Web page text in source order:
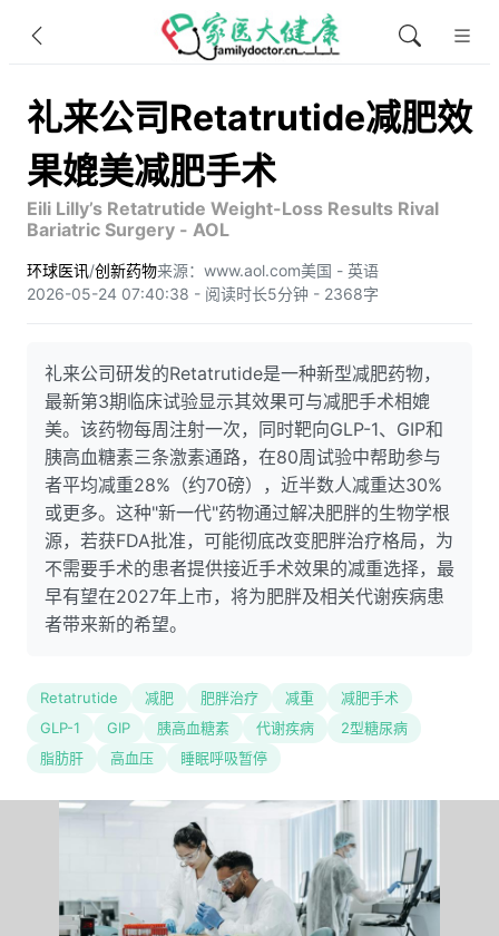
礼来公司Retatrutide减肥效
果媲美减肥手术
Eili Lilly’s Retatrutide Weight-Loss Results Rival
Bariatric Surgery - AOL
环球医讯/创新药物来源：www.aol.com美国 - 英语
2026-05-24 07:40:38 - 阅读时长5分钟 - 2368字
礼来公司研发的Retatrutide是一种新型减肥药物，
最新第3期临床试验显示其效果可与减肥手术相媲
美。该药物每周注射一次，同时靶向GLP-1、GIP和
胰高血糖素三条激素通路，在80周试验中帮助参与
者平均减重28%（约70磅），近半数人减重达30%
或更多。这种"新一代"药物通过解决肥胖的生物学根
源，若获FDA批准，可能彻底改变肥胖治疗格局，为
不需要手术的患者提供接近手术效果的减重选择，最
早有望在2027年上市，将为肥胖及相关代谢疾病患
者带来新的希望。
Retatrutide 减肥 肥胖治疗 减重
减肥手术
GLP-1
GIP 胰高血糖素 代谢疾病
2型糖尿病
脂肪肝
高血压 睡眠呼吸暂停